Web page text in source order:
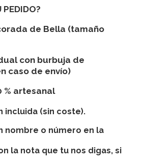
PEDIDO?
de Bella (tamaño
con burbuja de
caso de envío)
% artesanal
incluida (sin coste).
nombre o número en la
la nota que tu nos digas, si